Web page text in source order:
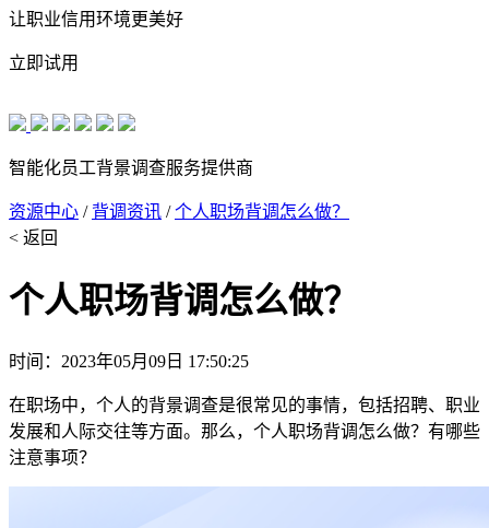
让职业信用环境更美好
立即试用
智能化员工背景调查服务提供商
资源中心 / 背调资讯 /个人职场背调怎么做？
< 返回
个人职场背调怎么做？
时间：2023年05月09日 17:50:25
在职场中，个人的背景调查是很常见的事情，包括招聘、职业
发展和人际交往等方面。那么，个人职场背调怎么做？有哪些
注意事项？